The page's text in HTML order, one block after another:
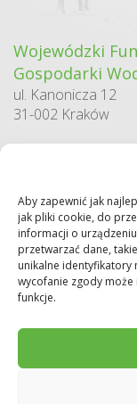
Aby zapewnić jak
jak pliki cookie, do
informacji o
przetwarzać dane,
unikalne identyfikatory
wycofanie zgody może
funkcje.
Wojewódzki
Gospodarki
ul. Kanonicza 12
31-002 Kraków
Sekretariat /
tel.: 12 422 94 90
e-mail:
Copyright © 2026